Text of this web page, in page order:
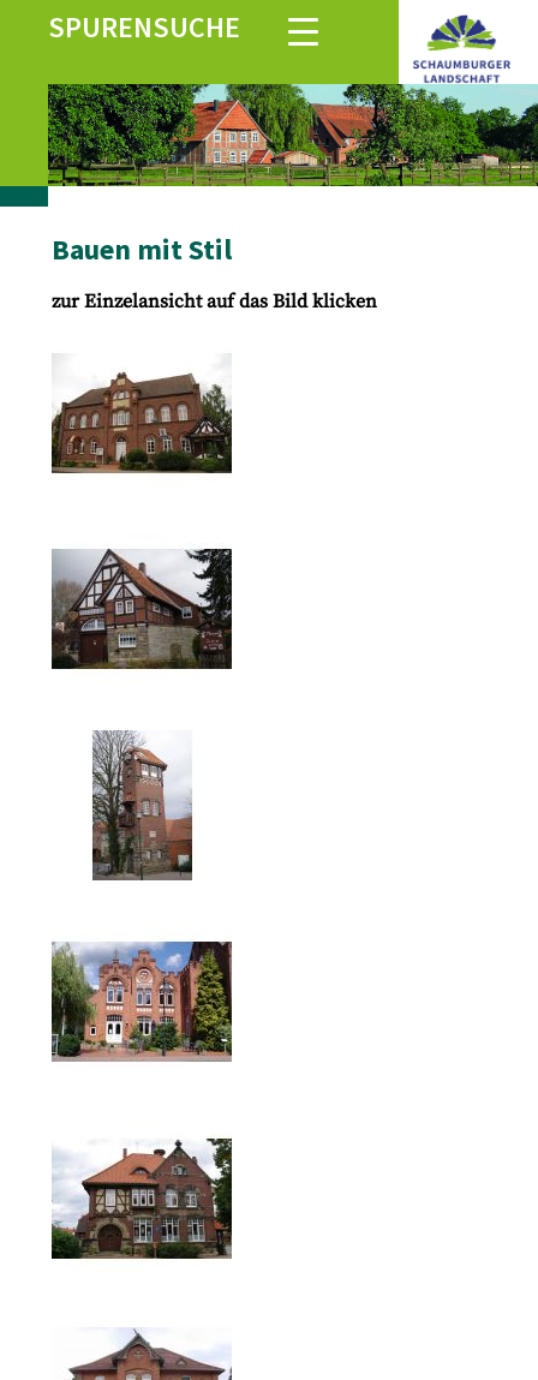
SPURENSUCHE
Bauen mit Stil
zur Einzelansicht auf das Bild klicken